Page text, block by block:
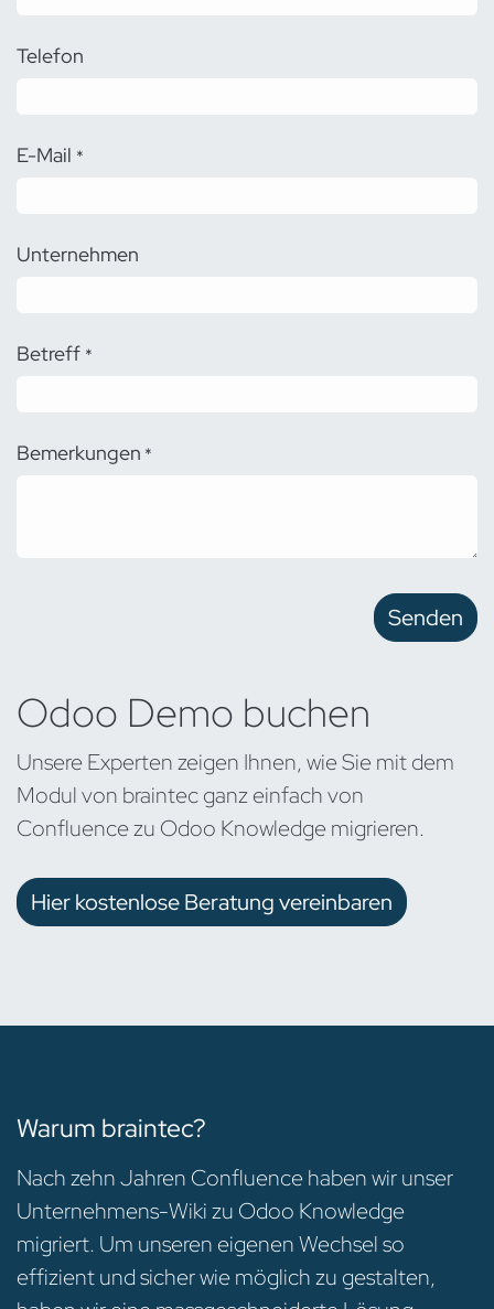
Telefon
E-Mail *
Unternehmen
Betreff *
Bemerkungen *
Senden
Odoo Demo buchen
Unsere Experten zeigen Ihnen, wie Sie mit dem
Modul von braintec ganz einfach von
Confluence zu Odoo Knowledge migrieren.
Hier kostenlose Beratung vereinbaren
Warum braintec?
Nach zehn Jahren Confluence haben wir unser
Unternehmens-Wiki zu Odoo Knowledge
migriert. Um unseren eigenen Wechsel so
effizient und sicher wie möglich zu gestalten,